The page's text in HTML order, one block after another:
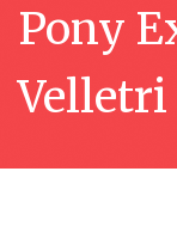
Pony
Velletri